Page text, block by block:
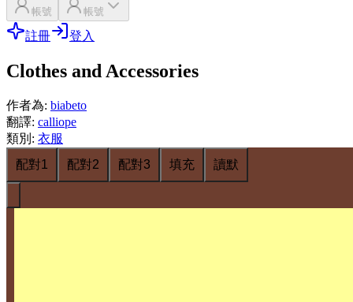
帳號 帳號
註冊 登入
Clothes and Accessories
作者為: biabeto
翻譯: calliope
類別 : 衣服
配對1
配對2 配對3 填充 讀默